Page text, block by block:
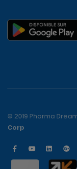
© 2019 Pharma
Corp